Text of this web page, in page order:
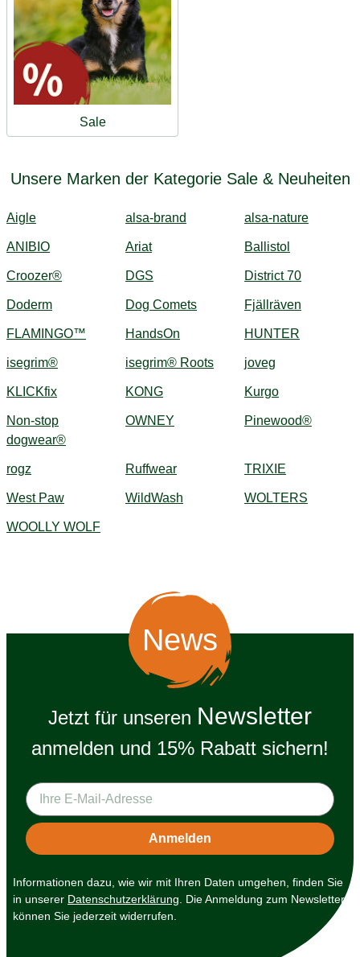
Sale
Unsere Marken der Kategorie Sale & Neuheiten
Aigle alsa-brand alsa-nature
ANIBIO Ariat Ballistol
Croozer® DGS District 70
Doderm Dog Comets Fjällräven
FLAMINGO™ HandsOn HUNTER
isegrim® isegrim® Roots joveg
KLICKfix KONG Kurgo
Non-stop
dogwear®
OWNEY Pinewood®
rogz Ruffwear TRIXIE
West Paw WildWash WOLTERS
WOOLLY WOLF
News
Jetzt für unseren Newsletter
anmelden und 15% Rabatt sichern!
Informationen dazu, wie wir mit Ihren Daten umgehen, finden Sie
in unserer Datenschutzerklärung . Die Anmeldung zum Newsletter
können Sie jederzeit widerrufen.